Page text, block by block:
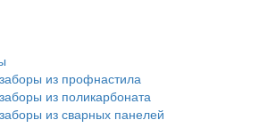
из профнастила
из поликарбоната
из сварных панелей